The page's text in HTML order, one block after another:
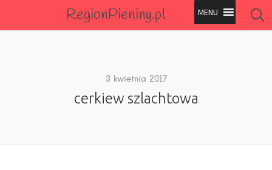
RegionPieniny.pl
Wszystkie Obiekty
3 kwietnia 2017
cerkiew szlachtowa